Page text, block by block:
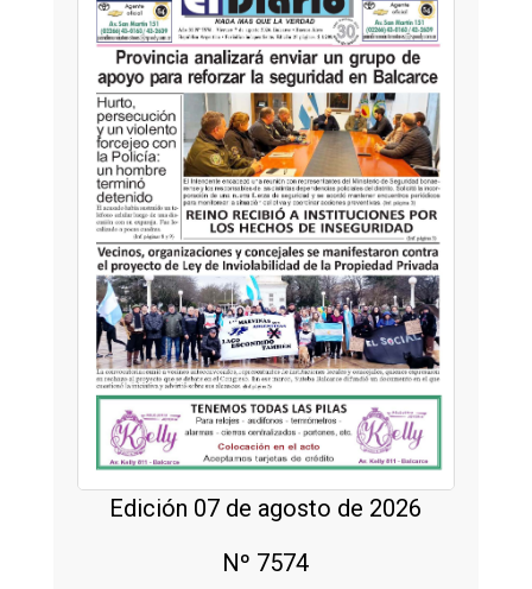
Edición 07 de agosto de 2026
Nº 7574